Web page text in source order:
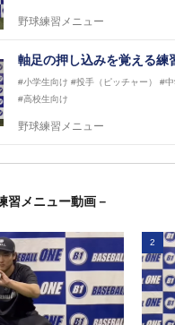
野球練習メニュー
軸足の押し込みを覚える練
#小学生向け #投手（ピッチャー）
#中
#高校生向け
野球練習メニュー
習メニュー動画－
2